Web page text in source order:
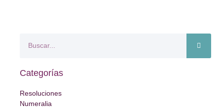
Categorías
Resoluciones
Numeralia